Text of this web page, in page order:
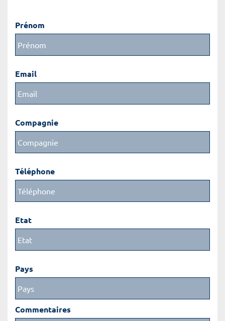
Prénom
Email
Compagnie
Téléphone
Etat
Pays
Commentaires